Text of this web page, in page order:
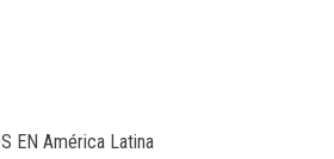
EN América Latina